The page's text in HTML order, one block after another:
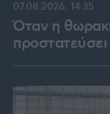
Όταν η
07.08.2026, 14:35